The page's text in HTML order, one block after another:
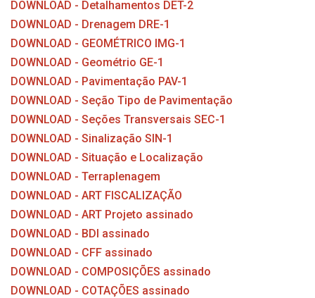
DOWNLOAD - Detalhamentos DET-2
DOWNLOAD - Drenagem DRE-1
DOWNLOAD - GEOMÉTRICO IMG-1
DOWNLOAD - Geométrio GE-1
DOWNLOAD - Pavimentação PAV-1
DOWNLOAD - Seção Tipo de Pavimentação
DOWNLOAD - Seções Transversais SEC-1
DOWNLOAD - Sinalização SIN-1
DOWNLOAD - Situação e Localização
DOWNLOAD - Terraplenagem
DOWNLOAD - ART FISCALIZAÇÃO
DOWNLOAD - ART Projeto assinado
DOWNLOAD - BDI assinado
DOWNLOAD - CFF assinado
DOWNLOAD - COMPOSIÇÕES assinado
DOWNLOAD - COTAÇÕES assinado